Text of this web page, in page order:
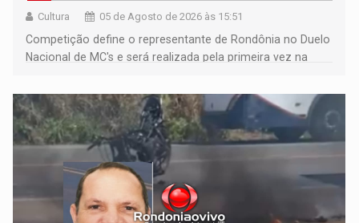
Cultura 05 de Agosto de 2026 às 15:51
Competição define o representante de Rondônia no Duelo
Nacional de MC's e será realizada pela primeira vez na